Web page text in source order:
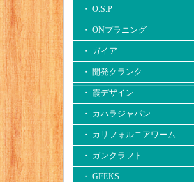
・ O.S.P
・ ONプラニング
・ ガイア
・ 開発クランク
・ 霞デザイン
・ カハラジャパン
・ カリフォルニアワーム
・ ガンクラフト
・ GEEKS